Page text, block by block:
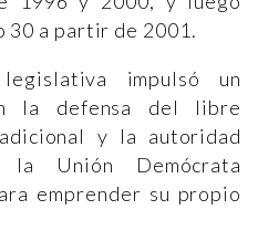
a partir de 2001.
impulsó un
la defensa del libre
y la autoridad
Unión Demócrata
emprender su propio